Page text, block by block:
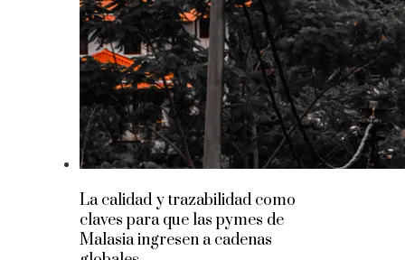
La calidad y trazabilidad como
claves para que las pymes de
Malasia ingresen a cadenas